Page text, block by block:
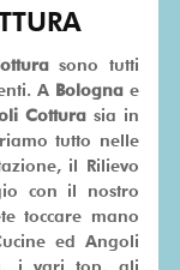
sono tutti
A Bolognae
Cottura sia in
tutto nelle
il Rilievo
con il nostro
toccare mano
ed Angoli
i vari top, gli